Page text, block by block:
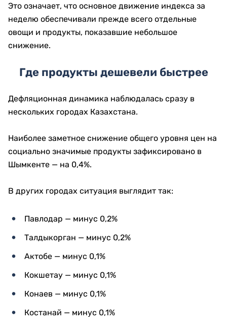
Это означает, что основное движение индекса за
неделю обеспечивали прежде всего отдельные
овощи и продукты, показавшие небольшое
снижение.
Где продукты дешевели быстрее
Дефляционная динамика наблюдалась сразу в
нескольких городах Казахстана.
Наиболее заметное снижение общего уровня цен на
социально значимые продукты зафиксировано в
Шымкенте — на 0,4%.
В других городах ситуация выглядит так:
Павлодар — минус 0,2%
Талдыкорган — минус 0,2%
Актобе — минус 0,1%
Кокшетау — минус 0,1%
Конаев — минус 0,1%
Костанай — минус 0,1%